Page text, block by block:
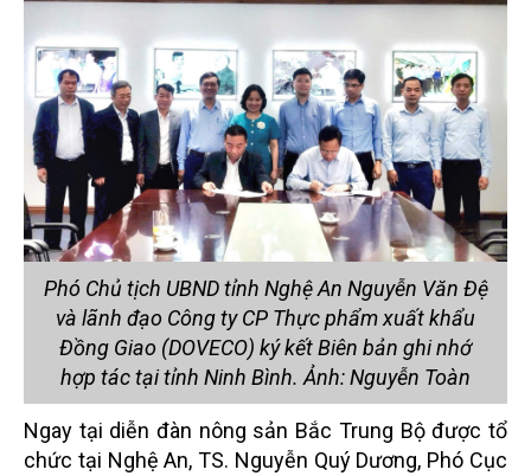
Phó Chủ tịch UBND tỉnh Nghệ An Nguyễn Văn Đệ
và lãnh đạo Công ty CP Thực phẩm xuất khẩu
Đồng Giao (DOVECO) ký kết Biên bản ghi nhớ
hợp tác tại tỉnh Ninh Bình. Ảnh: Nguyễn Toàn
Ngay tại diễn đàn nông sản Bắc Trung Bộ được tổ
chức tại Nghệ An, TS. Nguyễn Quý Dương, Phó Cục